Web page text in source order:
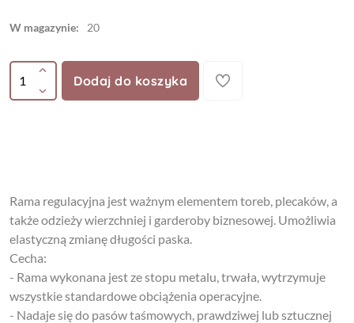
W magazynie: 20
Dodaj do koszyka
Rama regulacyjna jest ważnym elementem toreb, plecaków, a
także odzieży wierzchniej i garderoby biznesowej. Umożliwia
elastyczną zmianę długości paska.
Cecha:
- Rama wykonana jest ze stopu metalu, trwała, wytrzymuje
wszystkie standardowe obciążenia operacyjne.
- Nadaje się do pasów taśmowych, prawdziwej lub sztucznej